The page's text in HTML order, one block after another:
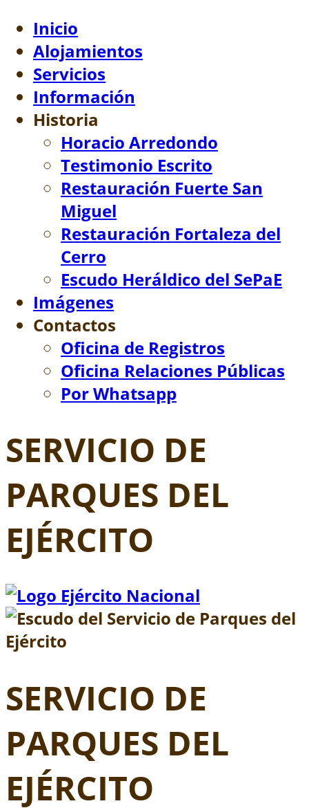
Inicio
Alojamientos
Servicios
Información
Historia
Horacio Arredondo
Testimonio Escrito
Restauración Fuerte San
Miguel
Restauración Fortaleza del
Cerro
Escudo Heráldico del SePaE
Imágenes
Contactos
Oficina de Registros
Oficina Relaciones Públicas
Por Whatsapp
SERVICIO DE
PARQUES DEL
EJÉRCITO
SERVICIO DE
PARQUES DEL
EJÉRCITO